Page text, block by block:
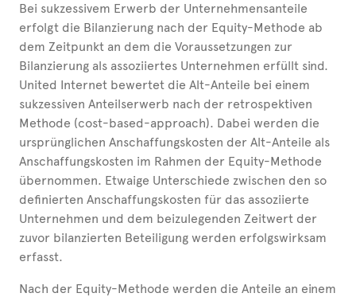
Bei sukzessivem Erwerb der Unternehmensanteile
erfolgt die Bilanzierung nach der Equity-Methode ab
dem Zeitpunkt an dem die Voraussetzungen zur
Bilanzierung als assoziiertes Unternehmen erfüllt sind.
United Internet bewertet die Alt-Anteile bei einem
sukzessiven Anteilserwerb nach der retrospektiven
Methode (cost-based-approach). Dabei werden die
ursprünglichen Anschaffungskosten der Alt-Anteile als
Anschaffungskosten im Rahmen der Equity-Methode
übernommen. Etwaige Unterschiede zwischen den so
definierten Anschaffungskosten für das assoziierte
Unternehmen und dem beizulegenden Zeitwert der
zuvor bilanzierten Beteiligung werden erfolgswirksam
erfasst.
Nach der Equity-Methode werden die Anteile an einem